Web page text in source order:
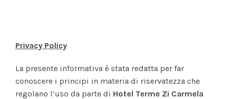
Privacy Policy
La presente informativa è stata redatta per far
conoscere i principi in materia di riservatezza che
regolano l’uso da parte di Hotel Terme Zi Carmela